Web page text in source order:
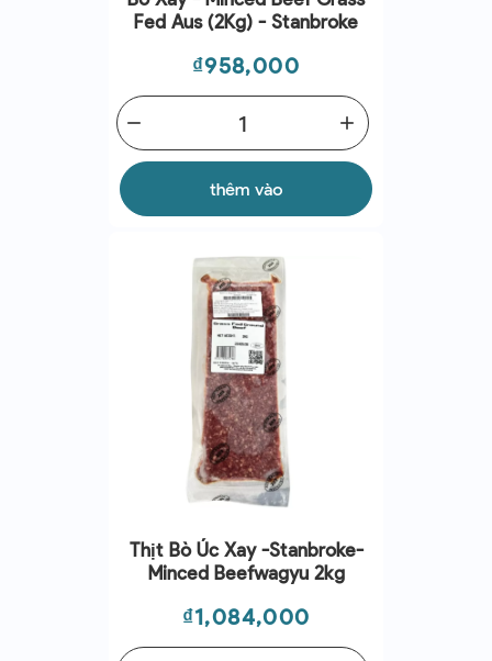
Fed Aus (2Kg) - Stanbroke
Giá
₫958,000
add
remove
thêm vào
Thịt Bò Úc Xay -Stanbroke-
Minced Beefwagyu 2kg
Giá
₫1,084,000